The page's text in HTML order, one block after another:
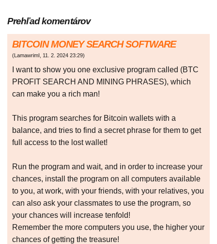
Prehľad komentárov
BITCOIN MONEY SEARCH SOFTWARE
(LamawrimI 11. 2. 2024 23:29)
I want to show you one exclusive program called (BTC
PROFIT SEARCH AND MINING PHRASES), which
can make you a rich man!
This program searches for Bitcoin wallets with a
balance, and tries to find a secret phrase for them to get
full access to the lost wallet!
Run the program and wait, and in order to increase your
chances, install the program on all computers available
to you, at work, with your friends, with your relatives, you
can also ask your classmates to use the program, so
your chances will increase tenfold!
Remember the more computers you use, the higher your
chances of getting the treasure!